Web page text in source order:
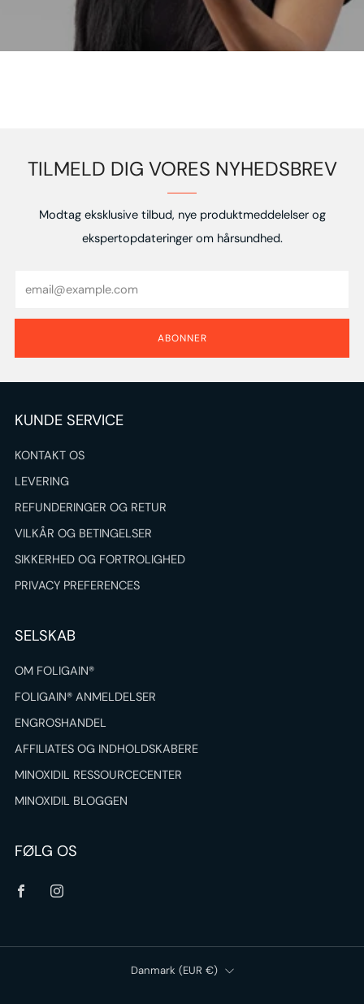
TILMELD DIG VORES NYHEDSBREV
Modtag eksklusive tilbud, nye produktmeddelelser og
ekspertopdateringer om hårsundhed.
ABONNER
KUNDE SERVICE
KONTAKT OS
LEVERING
REFUNDERINGER OG RETUR
VILKÅR OG BETINGELSER
SIKKERHED OG FORTROLIGHED
PRIVACY PREFERENCES
SELSKAB
OM FOLIGAIN®
FOLIGAIN® ANMELDELSER
ENGROSHANDEL
AFFILIATES OG INDHOLDSKABERE
MINOXIDIL RESSOURCECENTER
MINOXIDIL BLOGGEN
FØLG OS
Land Danmark (EUR €)